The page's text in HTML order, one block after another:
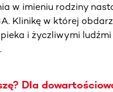
w imieniu rodziny
Klinikę w której
i życzliwymi ludźmi
Dla